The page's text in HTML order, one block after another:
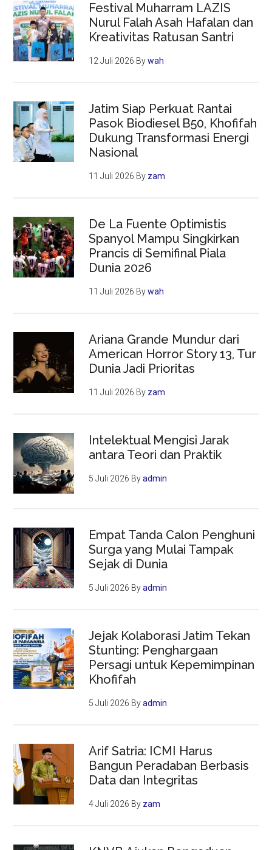
Festival Muharram LAZIS
Nurul Falah Asah Hafalan dan
Kreativitas Ratusan Santri
12 Juli 2026 Bywah
Jatim Siap Perkuat Rantai
Pasok Biodiesel B50, Khofifah
Dukung Transformasi Energi
Nasional
11 Juli 2026 By zam
De La Fuente Optimistis
Spanyol Mampu Singkirkan
Prancis di Semifinal Piala
Dunia 2026
11 Juli 2026 Bywah
Ariana Grande Mundur dari
American Horror Story 13, Tur
Dunia Jadi Prioritas
11 Juli 2026 By zam
Intelektual Mengisi Jarak
antara Teori dan Praktik
5 Juli 2026 Byadmin
Empat Tanda Calon Penghuni
Surga yang Mulai Tampak
Sejak di Dunia
5 Juli 2026 Byadmin
Jejak Kolaborasi Jatim Tekan
Stunting: Penghargaan
Persagi untuk Kepemimpinan
Khofifah
5 Juli 2026 Byadmin
Arif Satria: ICMI Harus
Bangun Peradaban Berbasis
Data dan Integritas
4 Juli 2026 By zam